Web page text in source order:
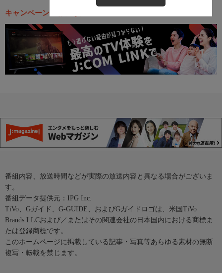
キャンペーン・お得な情報
番組内容、放送時間などが実際の放送内容と異なる場合がございま
す。
番組データ提供元：IPG Inc.
TiVo、Gガイド、G-GUIDE、およびGガイドロゴは、米国TiVo
Brands LLCおよび／またはその関連会社の日本国内における商標ま
たは登録商標です。
このホームページに掲載している記事・写真等あらゆる素材の無断
複写・転載を禁じます。